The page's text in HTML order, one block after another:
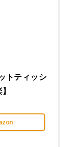
トティッシ